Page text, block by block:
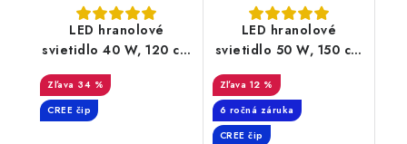
LED hranolové
svietidlo 40 W, 120 cm
– CREE čip, 4800 lm |
10 PACK
34 %
CREE čip
LED hranolové
svietidlo 50 W, 150 cm
– CREE čip, 6000 lm
12 %
6 ročná záruka
CREE čip